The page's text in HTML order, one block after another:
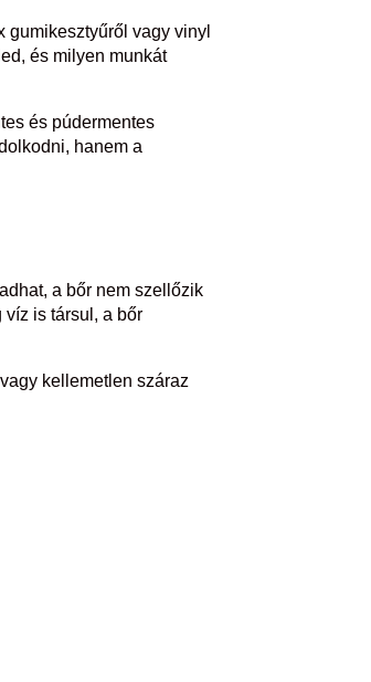
gumikesztyűről vagy vinyl
és milyen munkát
és púdermentes
hanem a
a bőr nem szellőzik
víz is társul, a bőr
kellemetlen száraz